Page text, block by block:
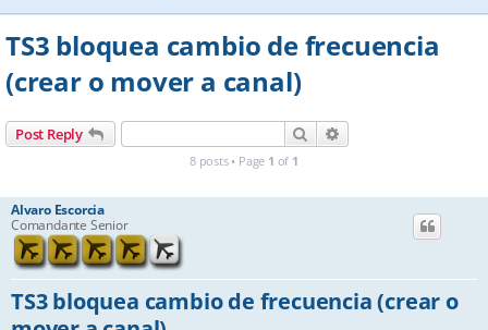
e
TS3 bloquea cambio de frecuencia
(crear o mover a canal)
Post Reply Search
8 posts • Page 1 of 1
Alvaro Escorcia
Comandante Senior
TS3 bloquea cambio de frecuencia (crear o